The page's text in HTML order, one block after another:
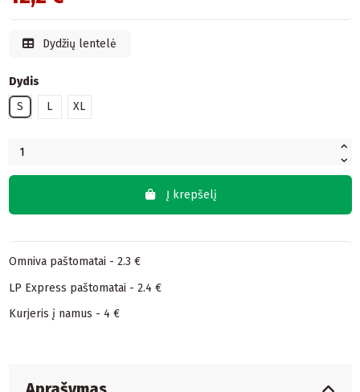
Dydžių lentelė
Dydis
S
L XL
Į krepšelį
Omniva paštomatai - 2.3 €
LP Express paštomatai - 2.4 €
Kurjeris į namus - 4 €